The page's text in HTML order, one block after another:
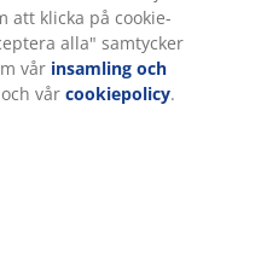
att klicka på cookie-
alla" samtycker
vår insamling och
och vår cookiepolicy.